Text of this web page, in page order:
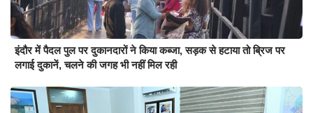
इंदौर में पैदल पुल पर दुकानदारों ने किया कब्जा, सड़क से हटाया तो ब्रिज पर
लगाई दुकानें, चलने की जगह भी नहीं मिल रही